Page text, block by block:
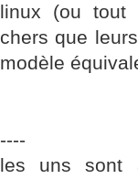
linux (ou tout
chers que
modèle
----
les uns sont